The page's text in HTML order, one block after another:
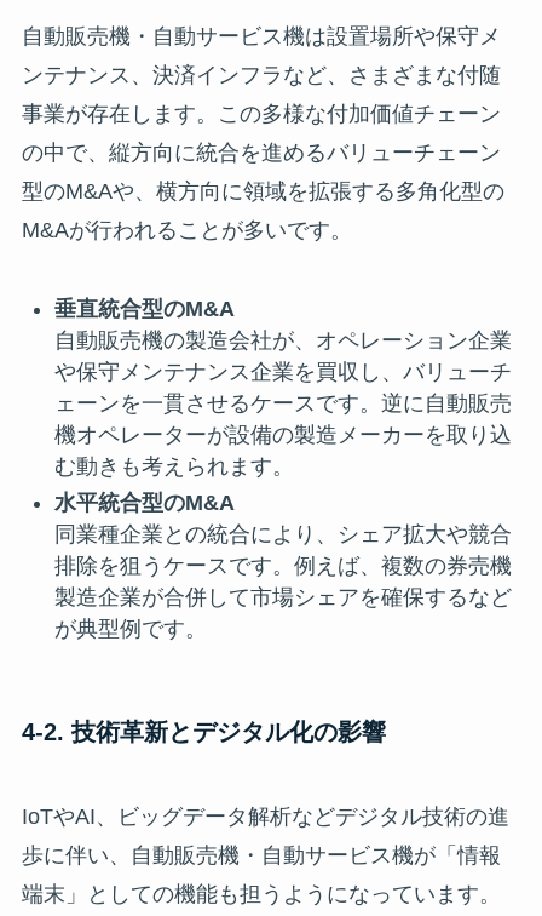
自動販売機・自動サービス機は設置場所や保守メ
ンテナンス、決済インフラなど、さまざまな付随
事業が存在します。この多様な付加価値チェーン
の中で、縦方向に統合を進めるバリューチェーン
型のM&Aや、横方向に領域を拡張する多角化型の
M&Aが行われることが多いです。
垂直統合型のM&A
自動販売機の製造会社が、オペレーション企業
や保守メンテナンス企業を買収し、バリューチ
ェーンを一貫させるケースです。逆に自動販売
機オペレーターが設備の製造メーカーを取り込
む動きも考えられます。
水平統合型のM&A
同業種企業との統合により、シェア拡大や競合
排除を狙うケースです。例えば、複数の券売機
製造企業が合併して市場シェアを確保するなど
が典型例です。
4-2. 技術革新とデジタル化の影響
IoTやAI、ビッグデータ解析などデジタル技術の進
歩に伴い、自動販売機・自動サービス機が「情報
端末」としての機能も担うようになっています。